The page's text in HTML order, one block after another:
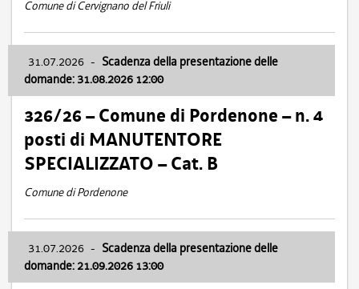
Comune di Cervignano del Friuli
31.07.2026 - Scadenza della presentazione delle
domande: 31.08.2026 12:00
326/26 – Comune di Pordenone – n. 4
posti di MANUTENTORE
SPECIALIZZATO – Cat. B
Comune di Pordenone
31.07.2026 - Scadenza della presentazione delle
domande: 21.09.2026 13:00